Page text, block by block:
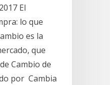
El
lo que
es la
que
Cambio de
por Cambia